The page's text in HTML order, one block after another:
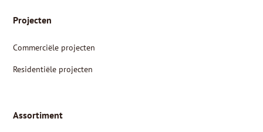
Projecten
Commerciële projecten
Residentiële projecten
Assortiment